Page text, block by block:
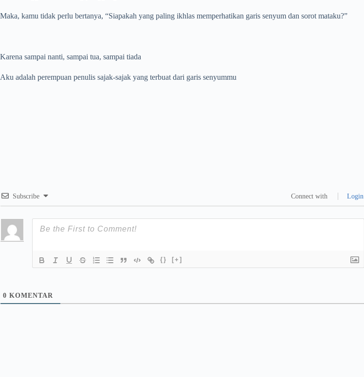
Maka, kamu tidak perlu bertanya, “Siapakah yang paling ikhlas memperhatikan garis senyum dan sorot mataku?”
Karena sampai nanti, sampai tua, sampai tiada
Aku adalah perempuan penulis sajak-sajak yang terbuat dari garis senyummu
Subscribe Connect with Login
{} [+]
0 KOMENTAR